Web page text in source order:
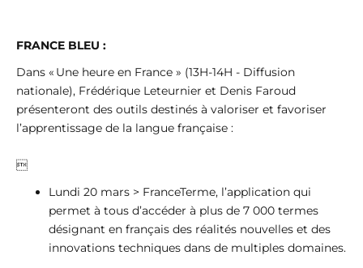
FRANCE BLEU :
Dans « Une heure en France » (13H-14H - Diffusion
nationale), Frédérique Leteurnier et Denis Faroud
présenteront des outils destinés à valoriser et favoriser
l’apprentissage de la langue française :

Lundi 20 mars > FranceTerme, l’application qui
permet à tous d’accéder à plus de 7 000 termes
désignant en français des réalités nouvelles et des
innovations techniques dans de multiples domaines.